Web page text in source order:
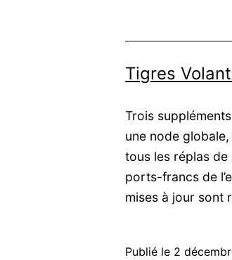
Tigres
Trois
une node
tous les réplas
ports-francs de
mises à jour sont
Publié le 2